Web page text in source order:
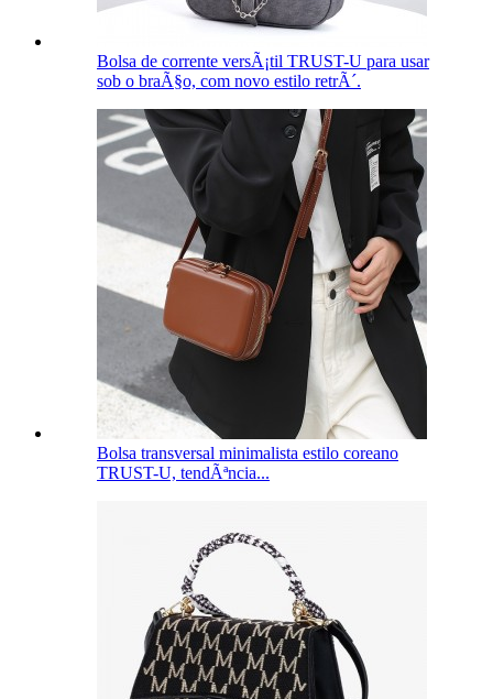
Bolsa de corrente versÃ¡til TRUST-U para usar
sob o braÃ§o, com novo estilo retrÃ´.
Bolsa transversal minimalista estilo coreano
TRUST-U, tendÃªncia...